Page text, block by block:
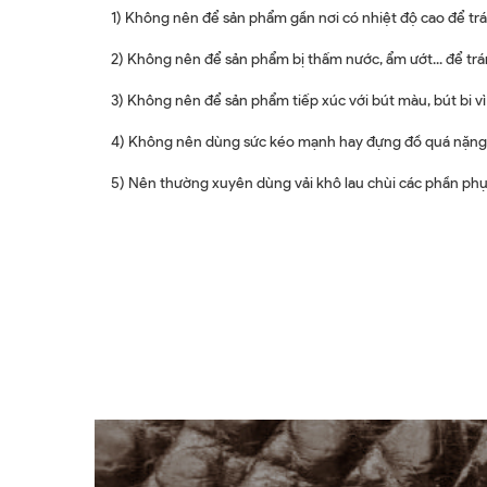
1) Không nên để sản phẩm gần nơi có nhiệt độ cao để
2) Không nên để sản phẩm bị thấm nước, ẩm ướt... để
3) Không nên để sản phẩm tiếp xúc với bút màu, bút bi
4) Không nên dùng sức kéo mạnh hay đựng đồ quá
5) Nên thường xuyên dùng vải khô lau chùi các phần